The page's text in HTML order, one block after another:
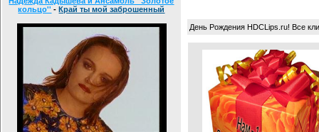
кольцо'' -Край ты мой заброшенный
День Рождения HDCLips.ru! Все